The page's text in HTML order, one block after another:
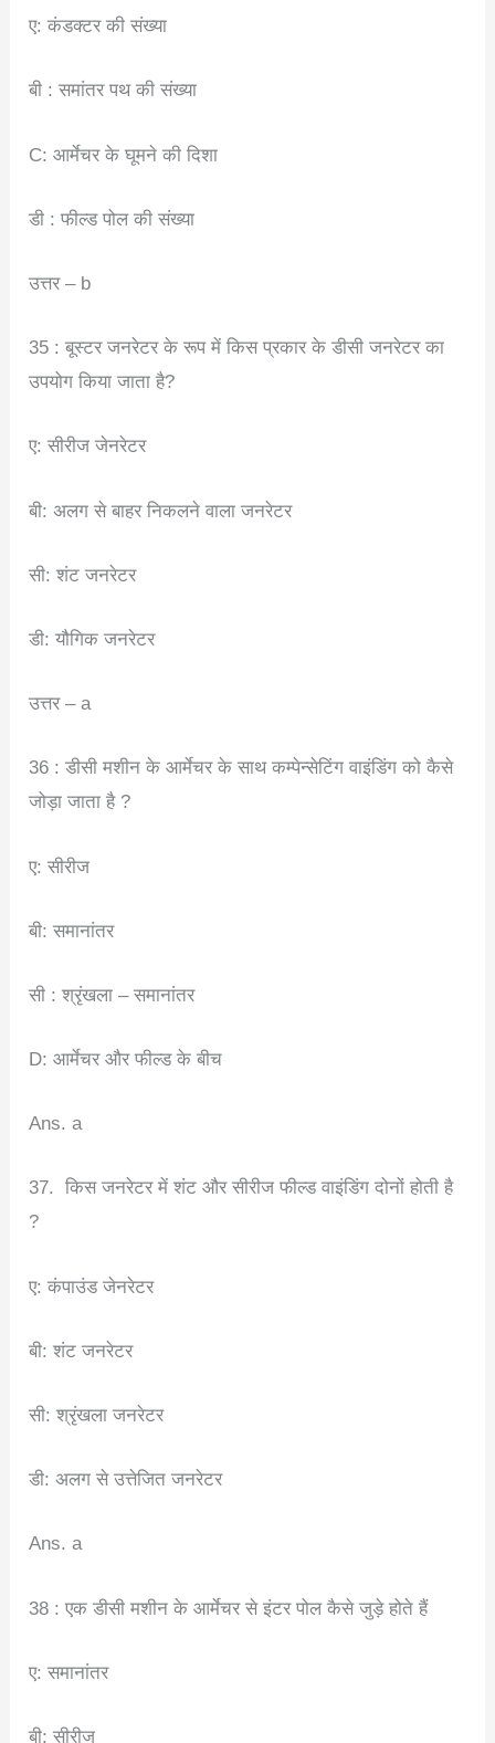
ए: कंडक्टर की संख्या
बी : समांतर पथ की संख्या
C: आर्मेचर के घूमने की दिशा
डी : फील्ड पोल की संख्या
उत्तर – b
35 : बूस्टर जनरेटर के रूप में किस प्रकार के डीसी जनरेटर का
उपयोग किया जाता है?
ए: सीरीज जेनरेटर
बी: अलग से बाहर निकलने वाला जनरेटर
सी: शंट जनरेटर
डी: यौगिक जनरेटर
उत्तर – a
36 : डीसी मशीन के आर्मेचर के साथ कम्पेन्सेटिंग वाइंडिंग को कैसे
जोड़ा जाता है ?
ए: सीरीज
बी: समानांतर
सी : श्रृंखला – समानांतर
D: आर्मेचर और फील्ड के बीच
Ans. a
37. किस जनरेटर में शंट और सीरीज फील्ड वाइंडिंग दोनों होती है
?
ए: कंपाउंड जेनरेटर
बी: शंट जनरेटर
सी: श्रृंखला जनरेटर
डी: अलग से उत्तेजित जनरेटर
Ans. a
38 : एक डीसी मशीन के आर्मेचर से इंटर पोल कैसे जुड़े होते हैं
ए: समानांतर
बी: सीरीज